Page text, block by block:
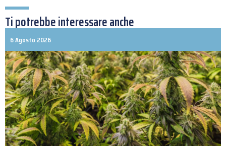
Ti potrebbe interessare anche
6 Agosto 2026